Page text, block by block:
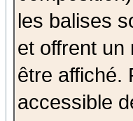
les balises
et offrent un
être affiché.
accessible